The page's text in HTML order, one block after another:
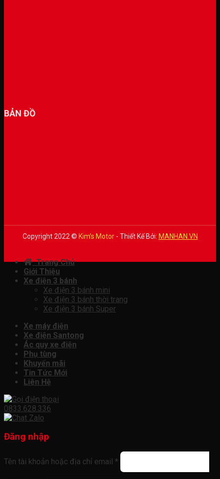
BẢN ĐỒ
Copyright 2022 © Kim’s Motor- Thiết Kế Bởi: MANHAN.VN
Trang Chủ
Giới Thiệu
Xe điện 3 bánh
Xe điện 3 bánh mini
Xe điện 3 bánh thời trang
Xe điện 3 bánh Super
Xe máy điện
Xe điện Santong
Ác quy xe điện
Phụ tùng
Khuyến mãi
Tin Tức Mới
Liên Hệ
0833.628.336
Đăng nhập
Tên tài khoản hoặc địa chỉ email *